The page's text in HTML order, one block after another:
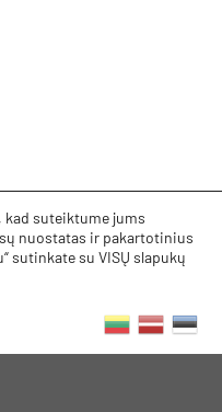
kad suteiktume jums
nuostatas ir pakartotinius
sutinkate su VISŲ slapukų